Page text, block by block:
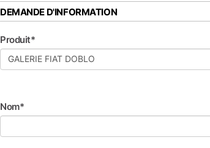
DEMANDE D'INFORMATION
Produit*
Nom*